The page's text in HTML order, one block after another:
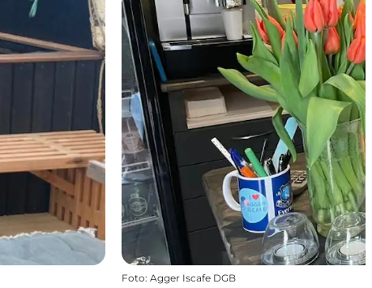
Foto: Agger Iscafe DGB